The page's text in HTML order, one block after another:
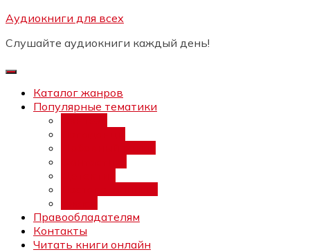
Перейти
содержимому
Аудиокниги для всех
Слушайте аудиокниги каждый день!
Каталог жанров
Популярные тематики
Правообладателям
Контакты
Читать книги онлайн
Бесплатный интенсив:
каналов"